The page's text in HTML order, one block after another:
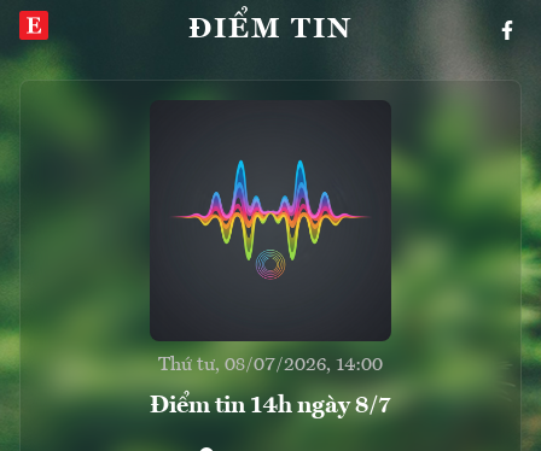
ĐIỂM TIN
Thứ tư, 08/07/2026, 14:00
Điểm tin 14h ngày 8/7